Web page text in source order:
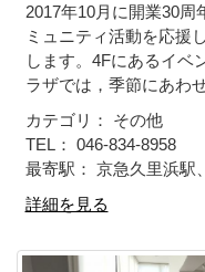
2017年10月に開業30周
ミュニティ活動を応援
します。4Fにあるイベ
ラザでは，季節にあわ
カテゴリ： その他
TEL： 046-834-8958
最寄駅： 京急久里浜駅
詳細を見る